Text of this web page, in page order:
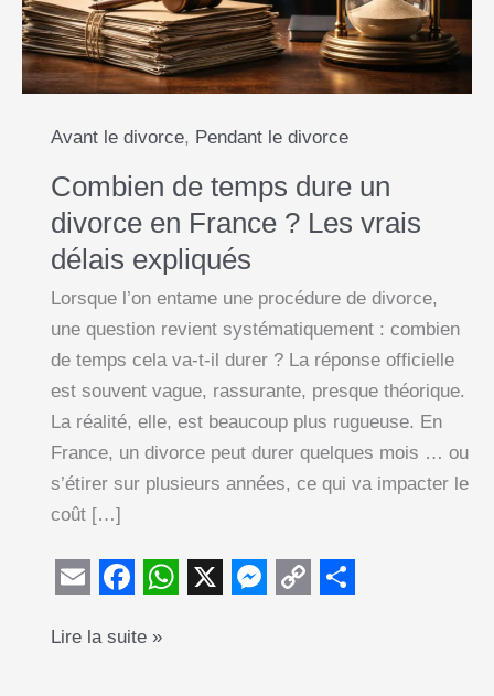
Avant le divorce, Pendant le divorce
Combien de temps dure un
divorce en France ? Les vrais
délais expliqués
Lorsque l’on entame une procédure de divorce,
une question revient systématiquement : combien
de temps cela va-t-il durer ? La réponse officielle
est souvent vague, rassurante, presque théorique.
La réalité, elle, est beaucoup plus rugueuse. En
France, un divorce peut durer quelques mois … ou
s’étirer sur plusieurs années, ce qui va impacter le
coût […]
m a
h
Combien
Lire la suite »